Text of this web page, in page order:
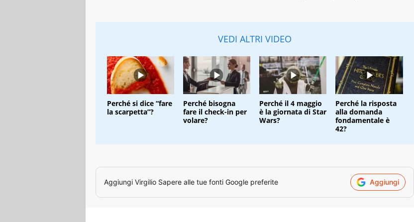
VEDI ALTRI VIDEO
Perché si dice “fare
la scarpetta”?
Perché bisogna
fare il check-in per
volare?
Perché il 4 maggio
è la giornata di Star
Wars?
Perché la risposta
alla domanda
fondamentale è
42?
Aggiungi Virgilio Sapere alle tue fonti Google preferite Aggiungi